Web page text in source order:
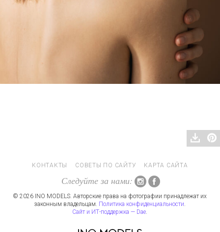
КОНТАКТЫ СОВЕТЫ ПО САЙТУ КАРТА САЙТА
Следуйте за нами:
© 2026 INO MODELS. Авторские права на фотографии принадлежат их
законным владельцам. Политика конфиденциальности.
Сайт и ИТ-поддержка — Dae.